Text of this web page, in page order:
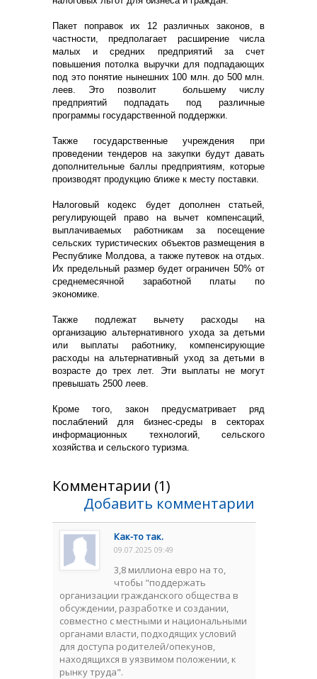
Пакет поправок их 12 различных законов, в
частности, предполагает расширение числа
малых и средних предприятий за счет
повышения потолка выручки для подпадающих
под это понятие нынешних 100 млн. до 500 млн.
леев. Это позволит большему числу
предприятий подпадать под различные
программы государственной поддержки.
Также государственные учреждения при
проведении тендеров на закупки будут давать
дополнительные баллы предприятиям, которые
производят продукцию ближе к месту поставки.
Налоговый кодекс будет дополнен статьей,
регулирующей право на вычет компенсаций,
выплачиваемых работникам за посещение
сельских туристических объектов размещения в
Республике Молдова, а также путевок на отдых.
Их предельный размер будет ограничен 50% от
среднемесячной заработной платы по
экономике.
Также подлежат вычету расходы на
организацию альтернативного ухода за детьми
или выплаты работнику, компенсирующие
расходы на альтернативный уход за детьми в
возрасте до трех лет. Эти выплаты не могут
превышать 2500 леев.
Кроме того, закон предусматривает ряд
послаблений для бизнес-среды в секторах
информационных технологий, сельского
хозяйства и сельского туризма.
Комментарии (1)
Добавить комментарии
Как-то так.
09.07.2025 09:49
3,8 миллиона евро на то,
чтобы "поддержать
организации гражданского общества в
обсуждении, разработке и создании,
совместно с местными и национальными
органами власти, подходящих условий
для доступа родителей/опекунов,
находящихся в уязвимом положении, к
рынку труда".